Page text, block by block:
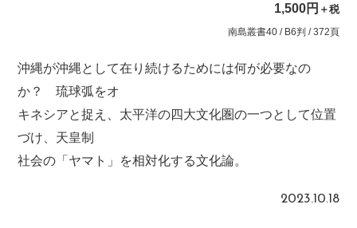
1,500円 ＋税
南島叢書40 / B6判 / 372頁
沖縄が沖縄として在り続けるためには何が必要なの
か？ 琉球弧をオ
キネシアと捉え、太平洋の四大文化圏の一つとして位置
づけ、天皇制
社会の「ヤマト」を相対化する文化論。
2023.10.18